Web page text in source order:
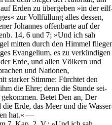
Erden zu übergeben »in der
zur Vollfüllung alles dessen,
Johannes offenbarte auf der
14, 6 und 7; »Und ich sah
mitten durch den Himmel
Evangelium, es zu verkündigen
Erde, und allen Völkern und
und Nationen,
starker Stimme: Fürchtet den
die Ehre; denn die Stunde sei-
gekommen. Betet Den an, Der
Erde, das Meer und die
hat.« —